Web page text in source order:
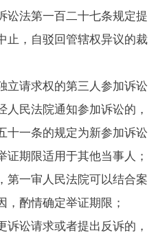
讼法第一百二十七条规定提
止，自驳回管辖权异议的裁
立请求权的第三人参加诉讼
民法院通知参加诉讼的，
十一条的规定为新参加诉讼
证期限适用于其他当事人；
第一审人民法院可以结合案
，酌情确定举证期限；
诉讼请求或者提出反诉的，